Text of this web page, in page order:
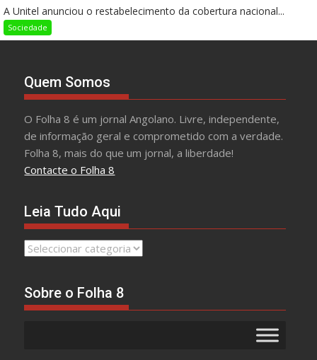
A Unitel anunciou o restabelecimento da cobertura nacional...
Sociedade
Quem Somos
O Folha 8 é um jornal Angolano. Livre, independente,
de informação geral e comprometido com a verdade.
Folha 8, mais do que um jornal, a liberdade!
Contacte o Folha 8
Leia Tudo Aqui
Leia
Sobre o Folha 8